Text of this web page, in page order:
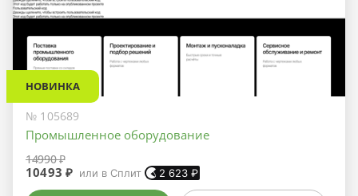
НОВИНКА
№ 105689
Промышленное оборудование
14990 ₽
10493 ₽ или в Сплит 2 623 ₽